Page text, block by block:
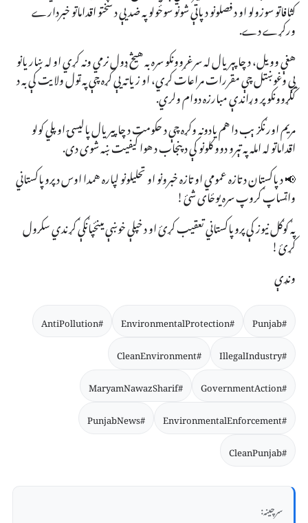
کثافاتو سوزولو او د فصلونو د پاتې شونو سوځولو په ضد يې د سختو اقداماتو خبردارے
ورکړے دے.
هغې وويل، د چاپېريال له سرغړوونکو سره به هيڅ ډول نرمي ونه کړي او له ښاريانو
يې وغوښتل چې مقررات مراعات کړي، او زياته يې کړه چې په ټول ولايت کې به د
ککړوونکو پر وړاندې مبارزه دوام ولري.
مريم اورنګزېب دا هم يادونه وکړه چې د حکومت د چاپيريال پاليسۍ او پلي کولو
اقداماتو له امله په تېرو دوو کلونو کې د پنجاب د هوا کيفيت ښه شوی دی.
📢 د پاکستان د تازه عمومي او تازه خبرونو او تحلیلونو لپاره همدا اوس د پروپاکستاني
واټساپ ګروپ سره یوځای شئ!
په ګوګل نیوز کې پروپاکستاني تعقیب کړئ او د خپلې خوښې مینځپانګې ګړندي سکرول
کړئ!
ونډې
#Punjab
#EnvironmentalProtection
#AntiPollution
#IllegalIndustry
#CleanEnvironment
#GovernmentAction
#MaryamNawazSharif
#EnvironmentalEnforcement
#PunjabNews
#CleanPunjab
سرچینه: